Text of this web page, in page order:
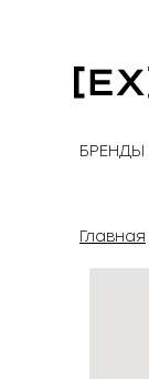
содержимому
БРЕНДЫ
Главная